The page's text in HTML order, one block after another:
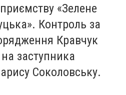
«Зелене
Контроль за
Кравчук
заступника
Соколовську.